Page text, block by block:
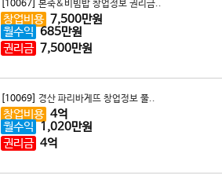
[10067] 본죽&비빔밥 창업정보 권리금..
창업비용 7,500만원
월수익 685만원
권리금 7,500만원
[10069] 경산 파리바게뜨 창업정보 풀..
창업비용 4억
월수익 1,020만원
권리금 4억